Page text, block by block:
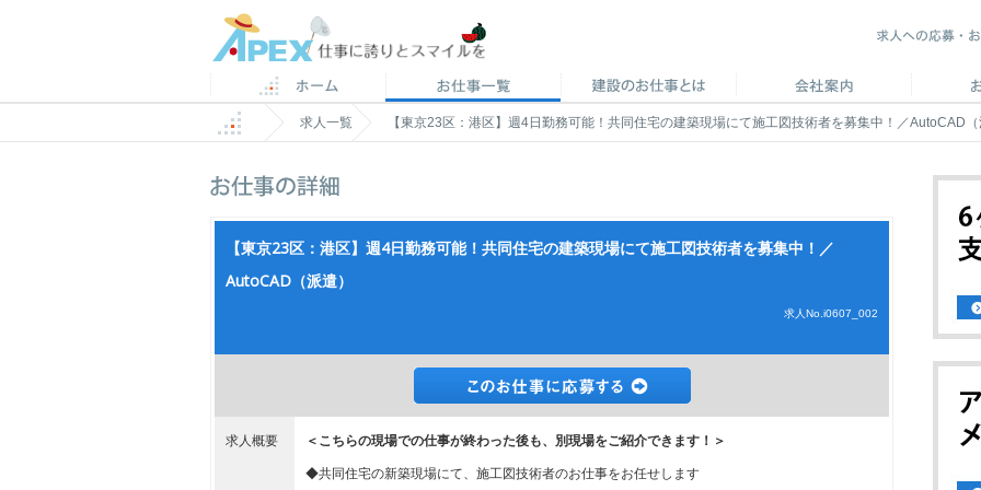
求人一覧 【東京23区：港区】週4日勤務可能！共同住宅の建築現場にて施工図技術者を募集中！／AutoCAD
【東京23区：港区】週4日勤務可能！共同住宅の建築現場にて施工図技術者を募集中！／
AutoCAD（派遣）
求人No.i0607_002
求人概要 ＜こちらの現場での仕事が終わった後も、別現場をご紹介できます！＞
◆共同住宅の新築現場にて、施工図技術者のお仕事をお任せします